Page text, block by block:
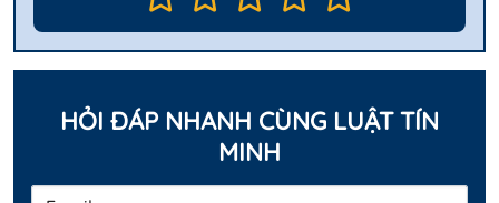
HỎI ĐÁP NHANH CÙNG LUẬT TÍN
MINH